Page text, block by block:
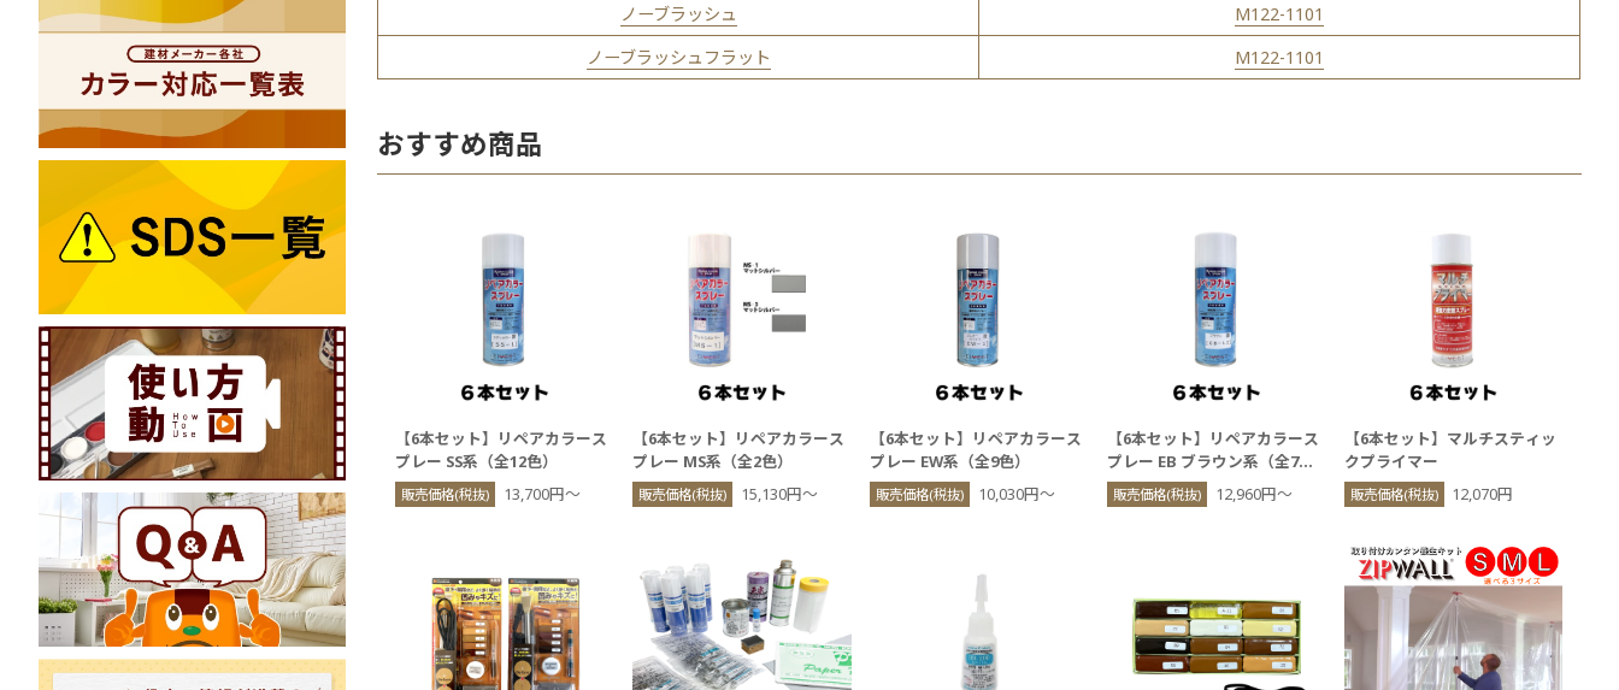
ノーブラッシュ
M122-1101
ノーブラッシュフラット
M122-1101
おすすめ商品
【6本セット】リペアカラース
プレー SS系（全12色）
販売価格(税抜) 13,700円〜
【6本セット】リペアカラース
プレー MS系（全2色）
販売価格(税抜) 15,130円〜
【6本セット】リペアカラース
プレー EW系（全9色）
販売価格(税抜) 10,030円〜
【6本セット】リペアカラース
プレー EB ブラウン系（全7
色）
販売価格(税抜) 12,960円〜
【6本セット】マルチスティッ
クプライマー
販売価格(税抜) 12,070円